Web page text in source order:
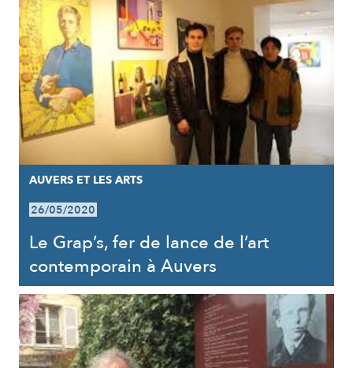
AUVERS ET LES ARTS
26/05/2020
Le Grap’s, fer de lance de l’art
contemporain à Auvers